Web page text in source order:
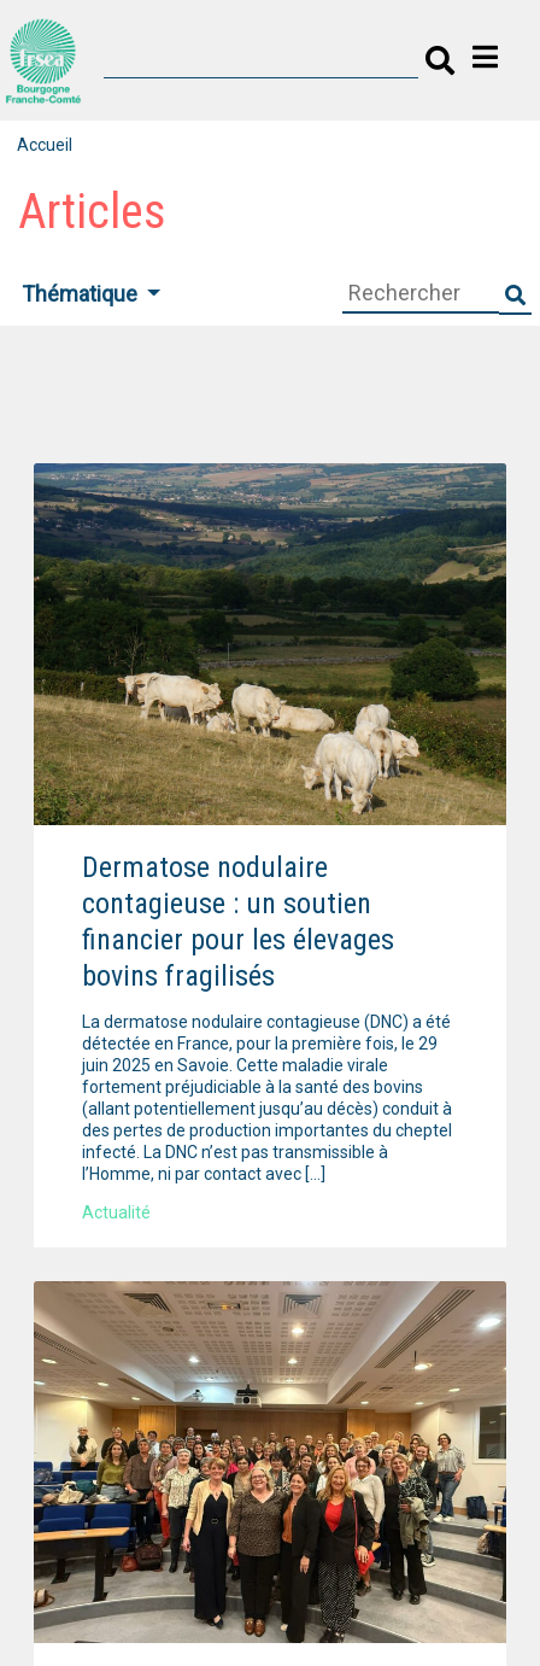
Accueil
Articles
Thématique
Dermatose nodulaire
contagieuse : un soutien
financier pour les élevages
bovins fragilisés
La dermatose nodulaire contagieuse (DNC) a été
détectée en France, pour la première fois, le 29
juin 2025 en Savoie. Cette maladie virale
fortement préjudiciable à la santé des bovins
(allant potentiellement jusqu’au décès) conduit à
des pertes de production importantes du cheptel
infecté. La DNC n’est pas transmissible à
l’Homme, ni par contact avec […]
Actualité